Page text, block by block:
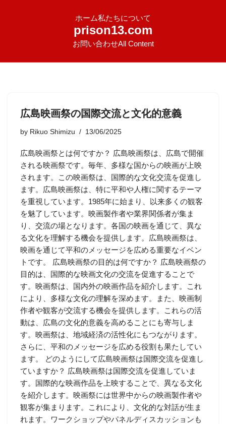
ホーム私たちについて
prison13.com
お問い合わせAll Content
広島映画祭の国際交流と文化的意義
by Rikuo Shimizu 13/06/2025
広島映画祭とは何ですか？ 広島映画祭は、広島で開催
される映画祭です。毎年、多様な国からの映画が上映
されます。この映画祭は、国際的な文化交流を促進し
ます。広島映画祭は、特に平和や人権に関するテーマ
を重視しています。1985年に始まり、以来多くの観客
を魅了しています。映画製作者や業界関係者が集ま
り、交流の場となります。各国の映画を通じて、異な
る文化を理解する機会を提供します。広島映画祭は、
映画を通じて平和のメッセージを広める重要なイベン
トです。 広島映画祭の目的は何ですか？ 広島映画祭の
目的は、国際的な映画文化の交流を促進することで
す。映画祭は、国内外の映画作品を紹介します。これ
により、多様な文化の理解を深めます。また、映画制
作者や観客が交流する機会を提供します。これらの活
動は、広島の文化的意義を高めることにも寄与しま
す。映画祭は、地域経済の活性化にもつながります。
さらに、平和のメッセージを広める役割も果たしてい
ます。 どのようにして広島映画祭は国際交流を促進し
ていますか？ 広島映画祭は国際交流を促進していま
す。国際的な映画作品を上映することで、異なる文化
を紹介します。映画祭には世界中からの映画製作者や
観客が集まります。これにより、文化的な対話が生ま
れます。ワークショップやパネルディスカッションも